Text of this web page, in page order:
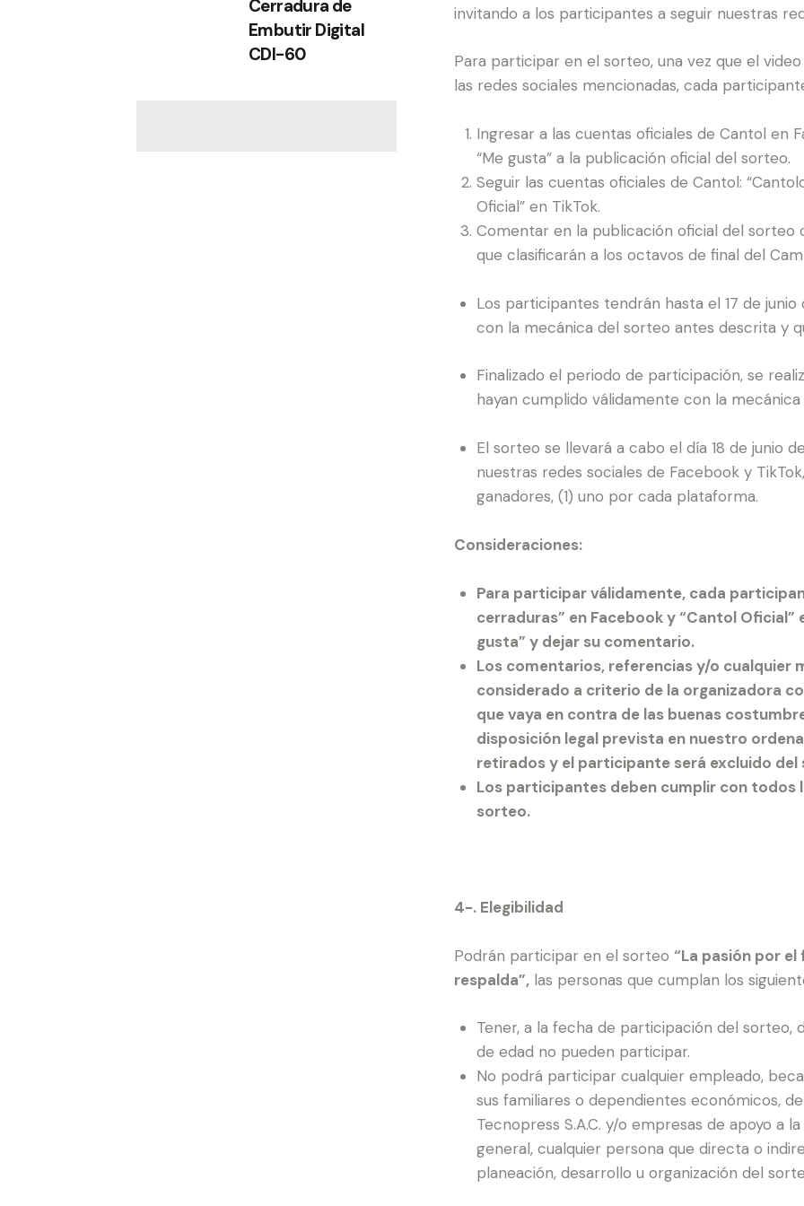
invitando a los participantes a seguir nuestras
Para participar en el sorteo, una vez que el
las redes sociales mencionadas, cada
Ingresar a las cuentas oficiales de Cantol en
“Me gusta” a la publicación oficial del sorteo.
Seguir las cuentas oficiales de Cantol:
Oficial” en TikTok.
Comentar en la publicación oficial del sorteo
que clasificarán a los octavos de final del
Los participantes tendrán hasta el 17 de
con la mecánica del sorteo antes descrita y
Finalizado el periodo de participación, se
hayan cumplido válidamente con la
El sorteo se llevará a cabo el día 18 de junio
nuestras redes sociales de Facebook y
ganadores, (1) uno por cada plataforma.
Consideraciones:
Para participar válidamente, cada
cerraduras” en Facebook y “Cantol Oficial”
gusta” y dejar su comentario.
Los comentarios, referencias y/o cualquier
considerado a criterio de la organizadora
que vaya en contra de las buenas
disposición legal prevista en nuestro
retirados y el participante será excluido del
Los participantes deben cumplir con todos
sorteo.
4-. Elegibilidad
Podrán participar en el sorteo “La pasión por
respalda”,las personas que cumplan los
Tener, a la fecha de participación del sorteo,
de edad no pueden participar.
No podrá participar cualquier empleado,
sus familiares o dependientes económicos, de
Tecnopress S.A.C. y/o empresas de apoyo a
general, cualquier persona que directa o
planeación, desarrollo u organización del
Cerradura de
Embutir Digital
CDI-60